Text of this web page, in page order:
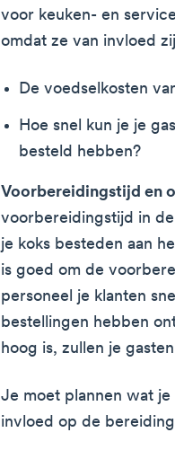
voor keuken- en
omdat ze van invloed
De voedselkosten
Hoe snel kun je je
besteld hebben?
Voorbereidingstijd en
voorbereidingstijd in
je koks besteden aan
is goed om de
personeel je klanten
bestellingen hebben
hoog is, zullen je
Je moet plannen wat
invloed op de